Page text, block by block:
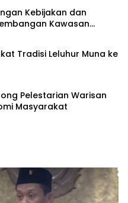
Kebijakan dan
Kawasan
Tradisi Leluhur Muna ke
Pelestarian Warisan
Masyarakat